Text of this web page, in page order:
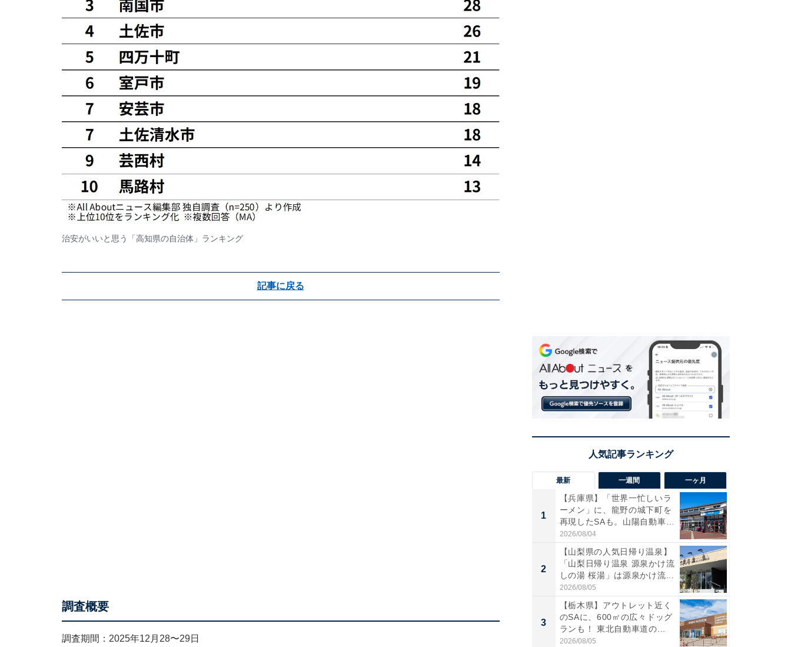
治安がいいと思う「高知県の自治体」ランキング
記事に戻る
調査概要
調査期間：2025年12月28〜29日
最新 一週間 一ヶ月
1
【兵庫県】「世界一忙しいラ
ーメン」に、龍野の城下町を
再現したSAも。山陽自動車
道...
2026/08/04
2
【山梨県の人気日帰り温泉】
「山梨日帰り温泉 源泉かけ流
しの湯 桜湯」は源泉かけ流...
2026/08/05
3
【栃木県】アウトレット近く
のSAに、600㎡の広々ドッグ
ランも！ 東北自動車道の...
2026/08/05